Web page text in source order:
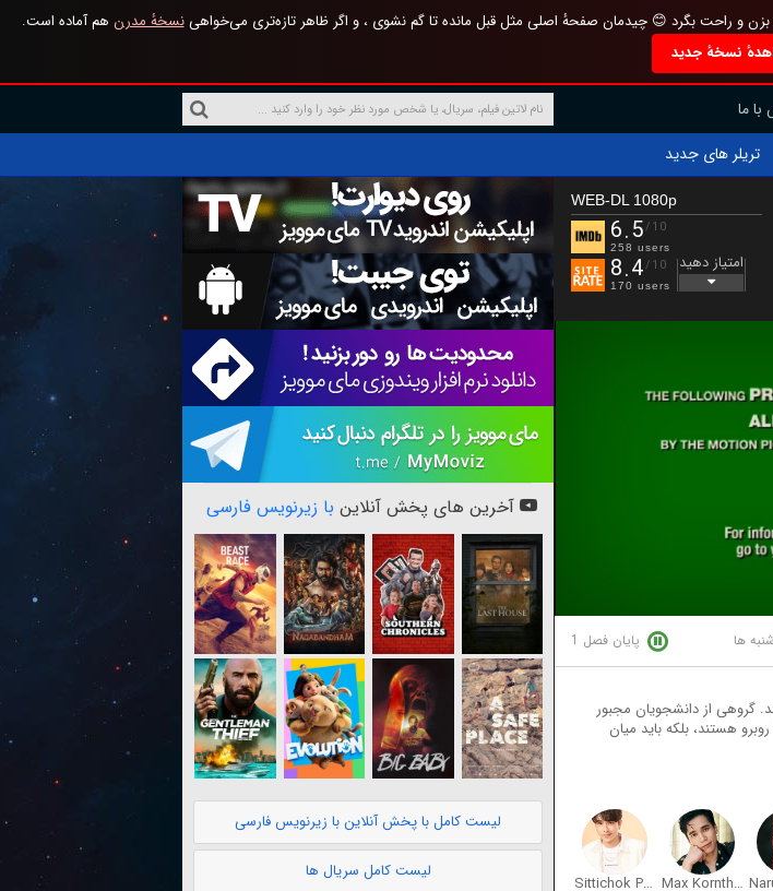
و راحت بگرد 😊 چیدمان صفحهٔ اصلی مثل قبل مانده تا گم نشوی ، و اگر ظاهر تازه‌تری می‌خواهینسخهٔ مدرن هم آماده است.
نسخهٔ جدید
ما
تریلر های جدید
WEB-DL 1080p
6.5/10
258 users
8.4/10
170 users
امتیاز دهید
ها پایان فصل 1
گروهی از دانشجویان مجبور
هستند، بلکه باید میان
Max Kornthas Rujeerattanavorapan
Sittichok Pueakpoolpol
آخرین های پخش آنلاین با زیرنویس فارسی
لیست کامل با پخش آنلاین با زیرنویس فارسی
لیست کامل سریال ها